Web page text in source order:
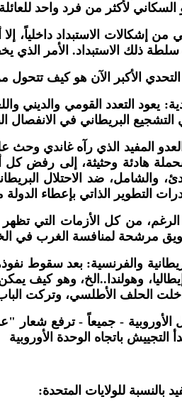
السكاني لأكثر من فرد واحد
من إشكالات الاستبداد
ذلك الاستبداد. الأمر الذي
الأكبر الآن هو كيف تتحول
يعود التعدد القومي
البريطاني في الانفصال
المفيد الذي رآه غاندي وحث
هادئة وحثيثة، إلى رفض كل
والشامل، ضد الاحتلال
التطوير الذاتي بإعطاء
الرغم، من كل الأزمات التي
مرشحة لمنافسة الغرب في
والفرنسية: بعد سقوط
وهولندا..الخ، وهو كيف
الحلف الأطلسي، وتركت الباب
الأوروبية - جميعاً - ترفع شعار
التجييش باتجاه الوحدة الأوروبية
بالنسبة للولايات المتحدة: